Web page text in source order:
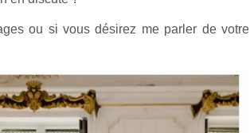
ou si vous désirez me parler de votre